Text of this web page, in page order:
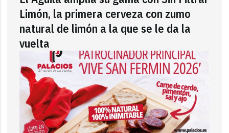
Limón, la primera cerveza con zumo
natural de limón a la que se le da la
vuelta